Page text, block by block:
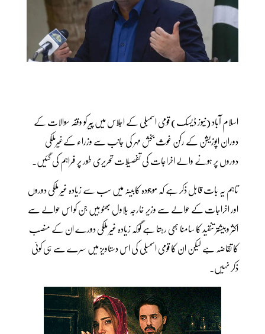
اسلام آباد (نیوز ڈیسک) قومی اسمبلی کے اجلاس میں پیر کو وقفہ سوالات کے
دوران اپوزیشن کے رکن غوث بخش مہر کی جانب سے وزراء کےغیرملکی
دوروں پر ہونے والے اخراجات کی تفصیلات تحریری طور پر فراہم کی گئیں۔
تاہم یہ بات قابل ذکر ہے کہ موجودہ کابینہ میں سب سے زیادہ غیر ملکی دوروں
اور اخراجات کے حوالے سے وزیر خارجہ بلاول بھٹو ہیں جن کو اس حوالے سے
اکثر وبیشتر تنقید کا سامنا بھی رہتا ہے گوکہ زیادہ غیر ملکی دورے ان کے منصب
کا تقاضہ ہے لیکن ان کا قومی اسمبلی کی اس دستاویز میں سرے سے ہی کوئی
ذکر نہیں۔